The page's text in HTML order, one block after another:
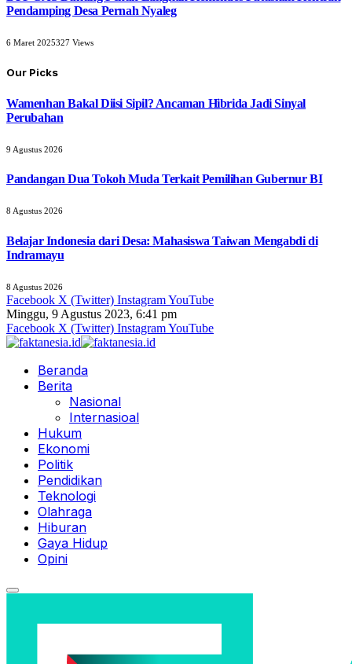
Pendamping Desa Pernah Nyaleg
6 Maret 2025327 Views
Our Picks
Wamenhan Bakal Diisi Sipil? Ancaman Hibrida Jadi Sinyal
Perubahan
9 Agustus 2026
Pandangan Dua Tokoh Muda Terkait Pemilihan Gubernur BI
8 Agustus 2026
Belajar Indonesia dari Desa: Mahasiswa Taiwan Mengabdi di
Indramayu
8 Agustus 2026
Facebook X (Twitter) InstagramYouTube
Minggu, 9 Agustus 2023, 6:41 pm
Facebook X (Twitter) InstagramYouTube
Beranda
Berita
Nasional
Internasioal
Hukum
Ekonomi
Politik
Pendidikan
Teknologi
Olahraga
Hiburan
Gaya Hidup
Opini